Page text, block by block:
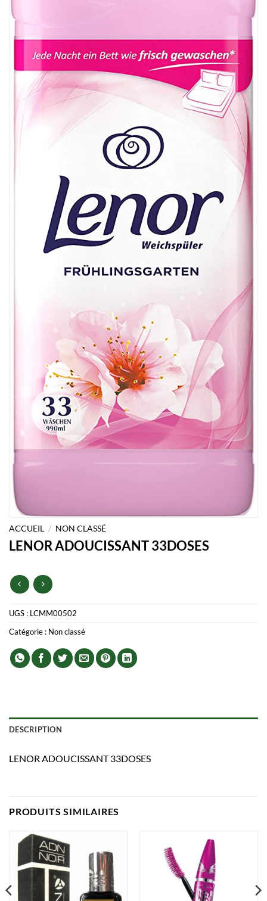
ACCUEIL / NON CLASSÉ
LENOR ADOUCISSANT 33DOSES
UGS : LCMM00502
Catégorie : Non classé
DESCRIPTION
LENOR ADOUCISSANT 33DOSES
PRODUITS SIMILAIRES